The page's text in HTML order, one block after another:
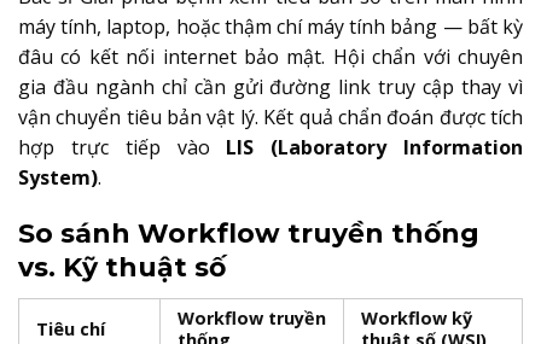
máy tính, laptop, hoặc thậm chí máy tính bảng — bất kỳ
đâu có kết nối internet bảo mật. Hội chẩn với chuyên
gia đầu ngành chỉ cần gửi đường link truy cập thay vì
vận chuyển tiêu bản vật lý. Kết quả chẩn đoán được tích
hợp trực tiếp vào LIS (Laboratory Information
System).
So sánh Workflow truyền thống
vs. Kỹ thuật số
Tiêu chí
Workflow truyền
Workflow kỹ